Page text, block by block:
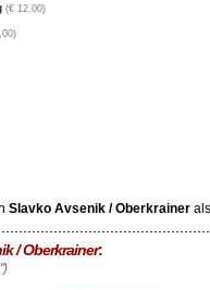
(€ 12,00)
Slavko Avsenik / Oberkrainerals
/ Oberkrainer: